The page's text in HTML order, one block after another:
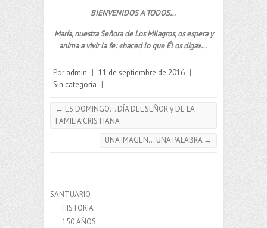
BIENVENIDOS A TODOS…
María, nuestra Señora de Los Milagros, os espera y
anima a vivir la fe: «haced lo que Él os diga»…
Por admin | 11 de septiembre de 2016 |
Sin categoría |
← ES DOMINGO… DÍA DEL SEÑOR y DE LA
FAMILIA CRISTIANA
UNA IMAGEN… UNA PALABRA →
SANTUARIO
HISTORIA
150 AÑOS